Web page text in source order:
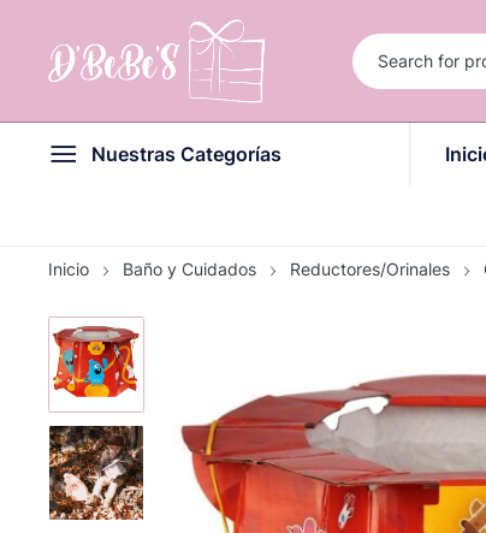
Nuestras Categorías
Inicio Baño y Cuidados Reductores/Orinales